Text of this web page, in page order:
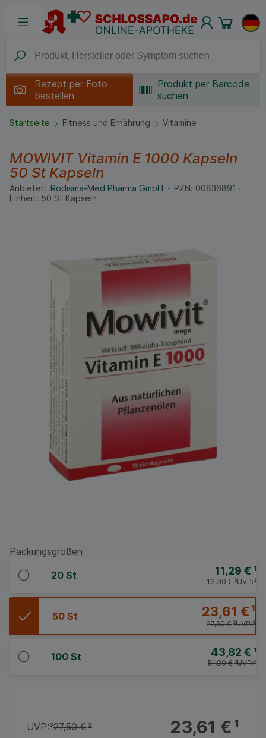
Rezept per Foto
bestellen
Produkt per Barcode
suchen
Startseite Fitness und Ernährung Vitamine
MOWIVIT Vitamin E 1000 Kapseln
50 St Kapseln
Anbieter: Rodisma-Med Pharma GmbH PZN: 00836891
Einheit: 50 St Kapseln
Packungsgrößen
20 St 11,29 € ¹
UVP:³
13,30 €³
50 St 23,61 €¹
UVP:³
27,50 €³
100 St 43,82 € ¹
UVP:³
51,80 €³
23,61 €¹
UVP:³27,50 €³